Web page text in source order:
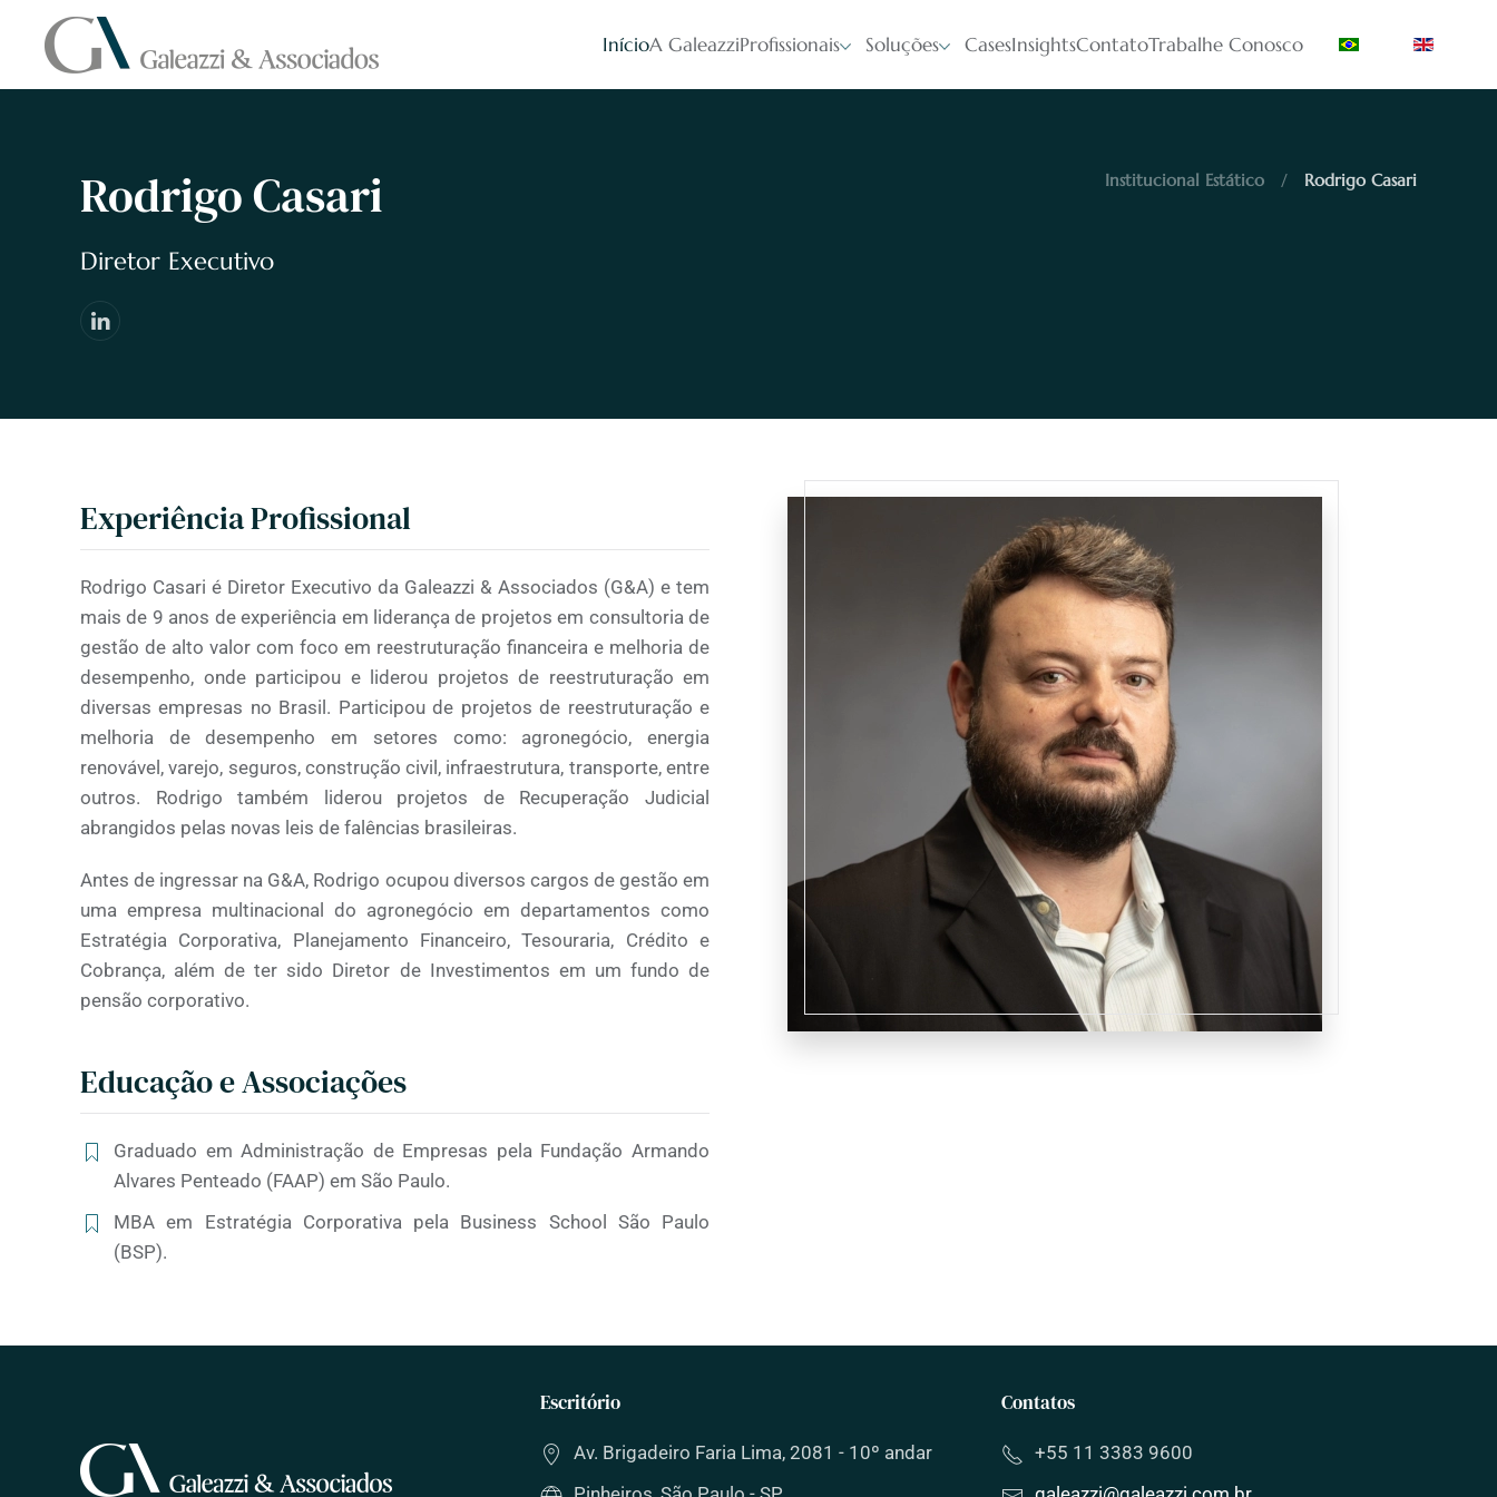
Skip to main content InícioA GaleazziProfissionais Soluções CasesInsightsContatoTrabalhe Conosco
Rodrigo Casari
Diretor Executivo
Institucional Estático Rodrigo Casari
Experiência Profissional
Rodrigo Casari é Diretor Executivo da Galeazzi & Associados (G&A) e tem
mais de 9 anos de experiência em liderança de projetos em consultoria de
gestão de alto valor com foco em reestruturação financeira e melhoria de
desempenho, onde participou e liderou projetos de reestruturação em
diversas empresas no Brasil. Participou de projetos de reestruturação e
melhoria de desempenho em setores como: agronegócio, energia
renovável, varejo, seguros, construção civil, infraestrutura, transporte, entre
outros. Rodrigo também liderou projetos de Recuperação Judicial
abrangidos pelas novas leis de falências brasileiras.
Antes de ingressar na G&A, Rodrigo ocupou diversos cargos de gestão em
uma empresa multinacional do agronegócio em departamentos como
Estratégia Corporativa, Planejamento Financeiro, Tesouraria, Crédito e
Cobrança, além de ter sido Diretor de Investimentos em um fundo de
pensão corporativo.
Educação e Associações
Graduado em Administração de Empresas pela Fundação Armando
Alvares Penteado (FAAP) em São Paulo.
MBA em Estratégia Corporativa pela Business School São Paulo
(BSP).
Escritório
Av. Brigadeiro Faria Lima, 2081 - 10º andar
Contatos
+55 11 3383 9600